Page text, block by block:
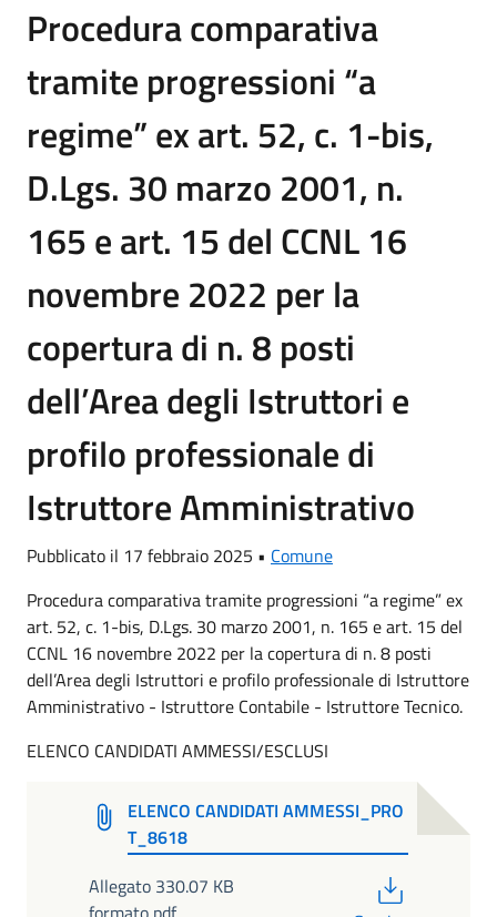
Procedura comparativa
tramite progressioni “a
regime” ex art. 52, c. 1-bis,
D.Lgs. 30 marzo 2001, n.
165 e art. 15 del CCNL 16
novembre 2022 per la
copertura di n. 8 posti
dell’Area degli Istruttori e
profilo professionale di
Istruttore Amministrativo
Pubblicato il 17 febbraio 2025 • Comune
Procedura comparativa tramite progressioni “a regime” ex
art. 52, c. 1-bis, D.Lgs. 30 marzo 2001, n. 165 e art. 15 del
CCNL 16 novembre 2022 per la copertura di n. 8 posti
dell’Area degli Istruttori e profilo professionale di Istruttore
Amministrativo - Istruttore Contabile - Istruttore Tecnico.
ELENCO CANDIDATI AMMESSI/ESCLUSI
ELENCO CANDIDATI AMMESSI_PRO
T_8618
Allegato 330.07 KB